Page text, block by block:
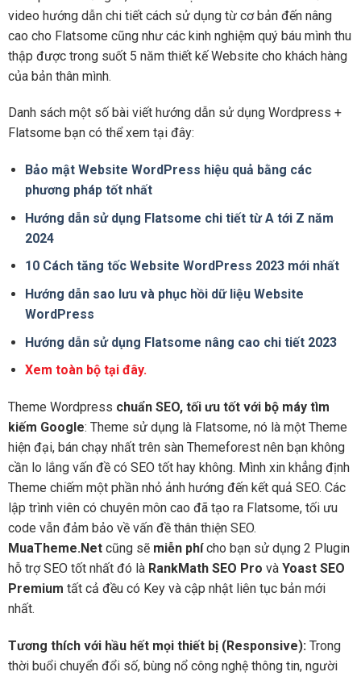
video hướng dẫn chi tiết cách sử dụng từ cơ bản đến nâng
cao cho Flatsome cũng như các kinh nghiệm quý báu mình thu
thập được trong suốt 5 năm thiết kế Website cho khách hàng
của bản thân mình.
Danh sách một số bài viết hướng dẫn sử dụng Wordpress +
Flatsome bạn có thể xem tại đây:
Bảo mật Website WordPress hiệu quả bằng các
phương pháp tốt nhất
Hướng dẫn sử dụng Flatsome chi tiết từ A tới Z năm
2024
10 Cách tăng tốc Website WordPress 2023 mới nhất
Hướng dẫn sao lưu và phục hồi dữ liệu Website
WordPress
Hướng dẫn sử dụng Flatsome nâng cao chi tiết 2023
Xem toàn bộ tại đây.
Theme Wordpress chuẩn SEO, tối ưu tốt với bộ máy tìm
kiếm Google: Theme sử dụng là Flatsome, nó là một Theme
hiện đại, bán chạy nhất trên sàn Themeforest nên bạn không
cần lo lắng vấn đề có SEO tốt hay không. Mình xin khẳng định
Theme chiếm một phần nhỏ ảnh hướng đến kết quả SEO. Các
lập trình viên có chuyên môn cao đã tạo ra Flatsome, tối ưu
code vẫn đảm bảo về vấn đề thân thiện SEO.
MuaTheme.Net cũng sẽ miễn phícho bạn sử dụng 2 Plugin
hỗ trợ SEO tốt nhất đó là RankMath SEO Pro và Yoast SEO
Premium tất cả đều có Key và cập nhật liên tục bản mới
nhất.
Tương thích với hầu hết mọi thiết bị (Responsive): Trong
thời buổi chuyển đổi số, bùng nổ công nghệ thông tin, người